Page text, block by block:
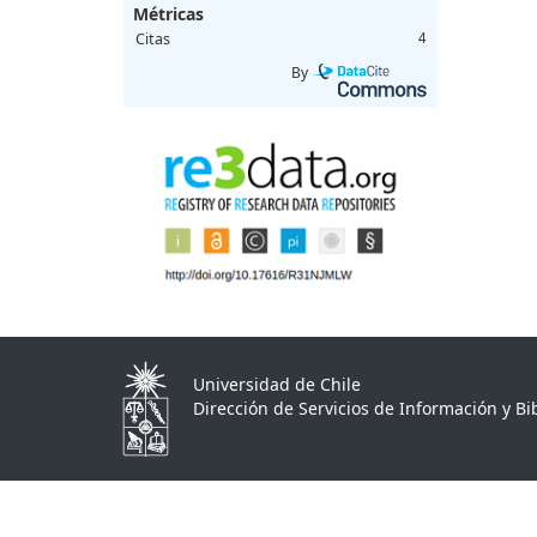
Métricas
Citas 4
By
Universidad de Chile
Dirección de Servicios de Información y